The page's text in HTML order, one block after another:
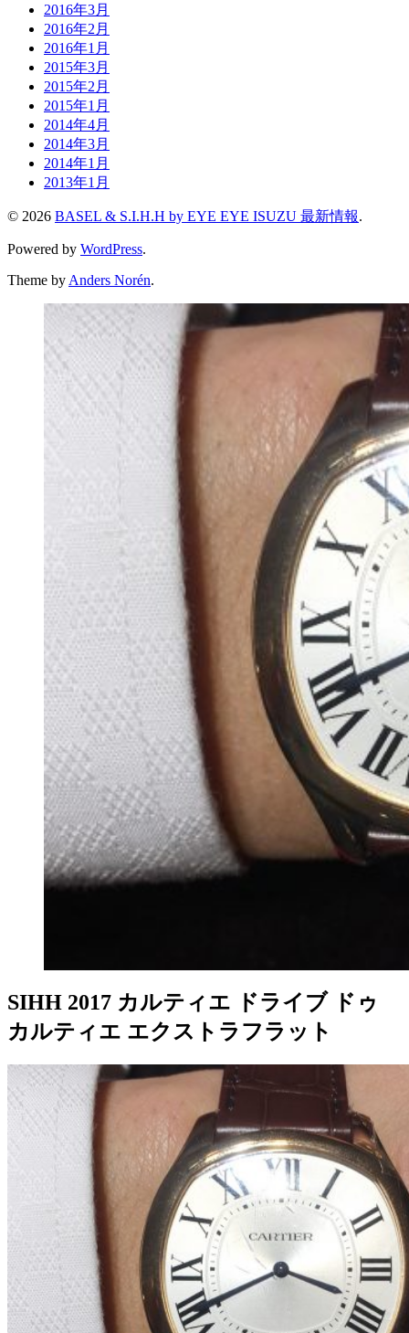
2016年3月
2016年2月
2016年1月
2015年3月
2015年2月
2015年1月
2014年4月
2014年3月
2014年1月
2013年1月
© 2026 BASEL & S.I.H.H by EYE EYE ISUZU 最新情報.
Powered by WordPress.
Theme by Anders Norén.
SIHH 2017 カルティエ ドライブ ドゥ
カルティエ エクストラフラット